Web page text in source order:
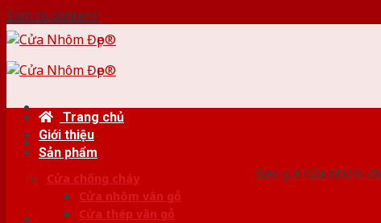
Skip to content
Báo giá cửa nhôm
Trang chủ
Giới thiệu
Sản phẩm
Cửa chống cháy
Cửa nhôm vân gỗ
Cửa thép vân gỗ